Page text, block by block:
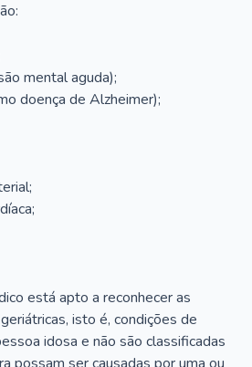
mental aguda);
doença de Alzheimer);
está apto a reconhecer as
isto é, condições de
idosa e não são classificadas